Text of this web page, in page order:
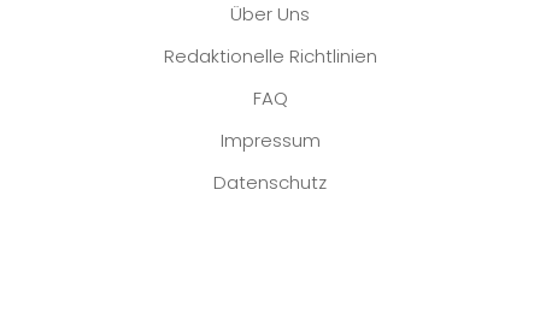
Über Uns
Redaktionelle Richtlinien
FAQ
Impressum
Datenschutz